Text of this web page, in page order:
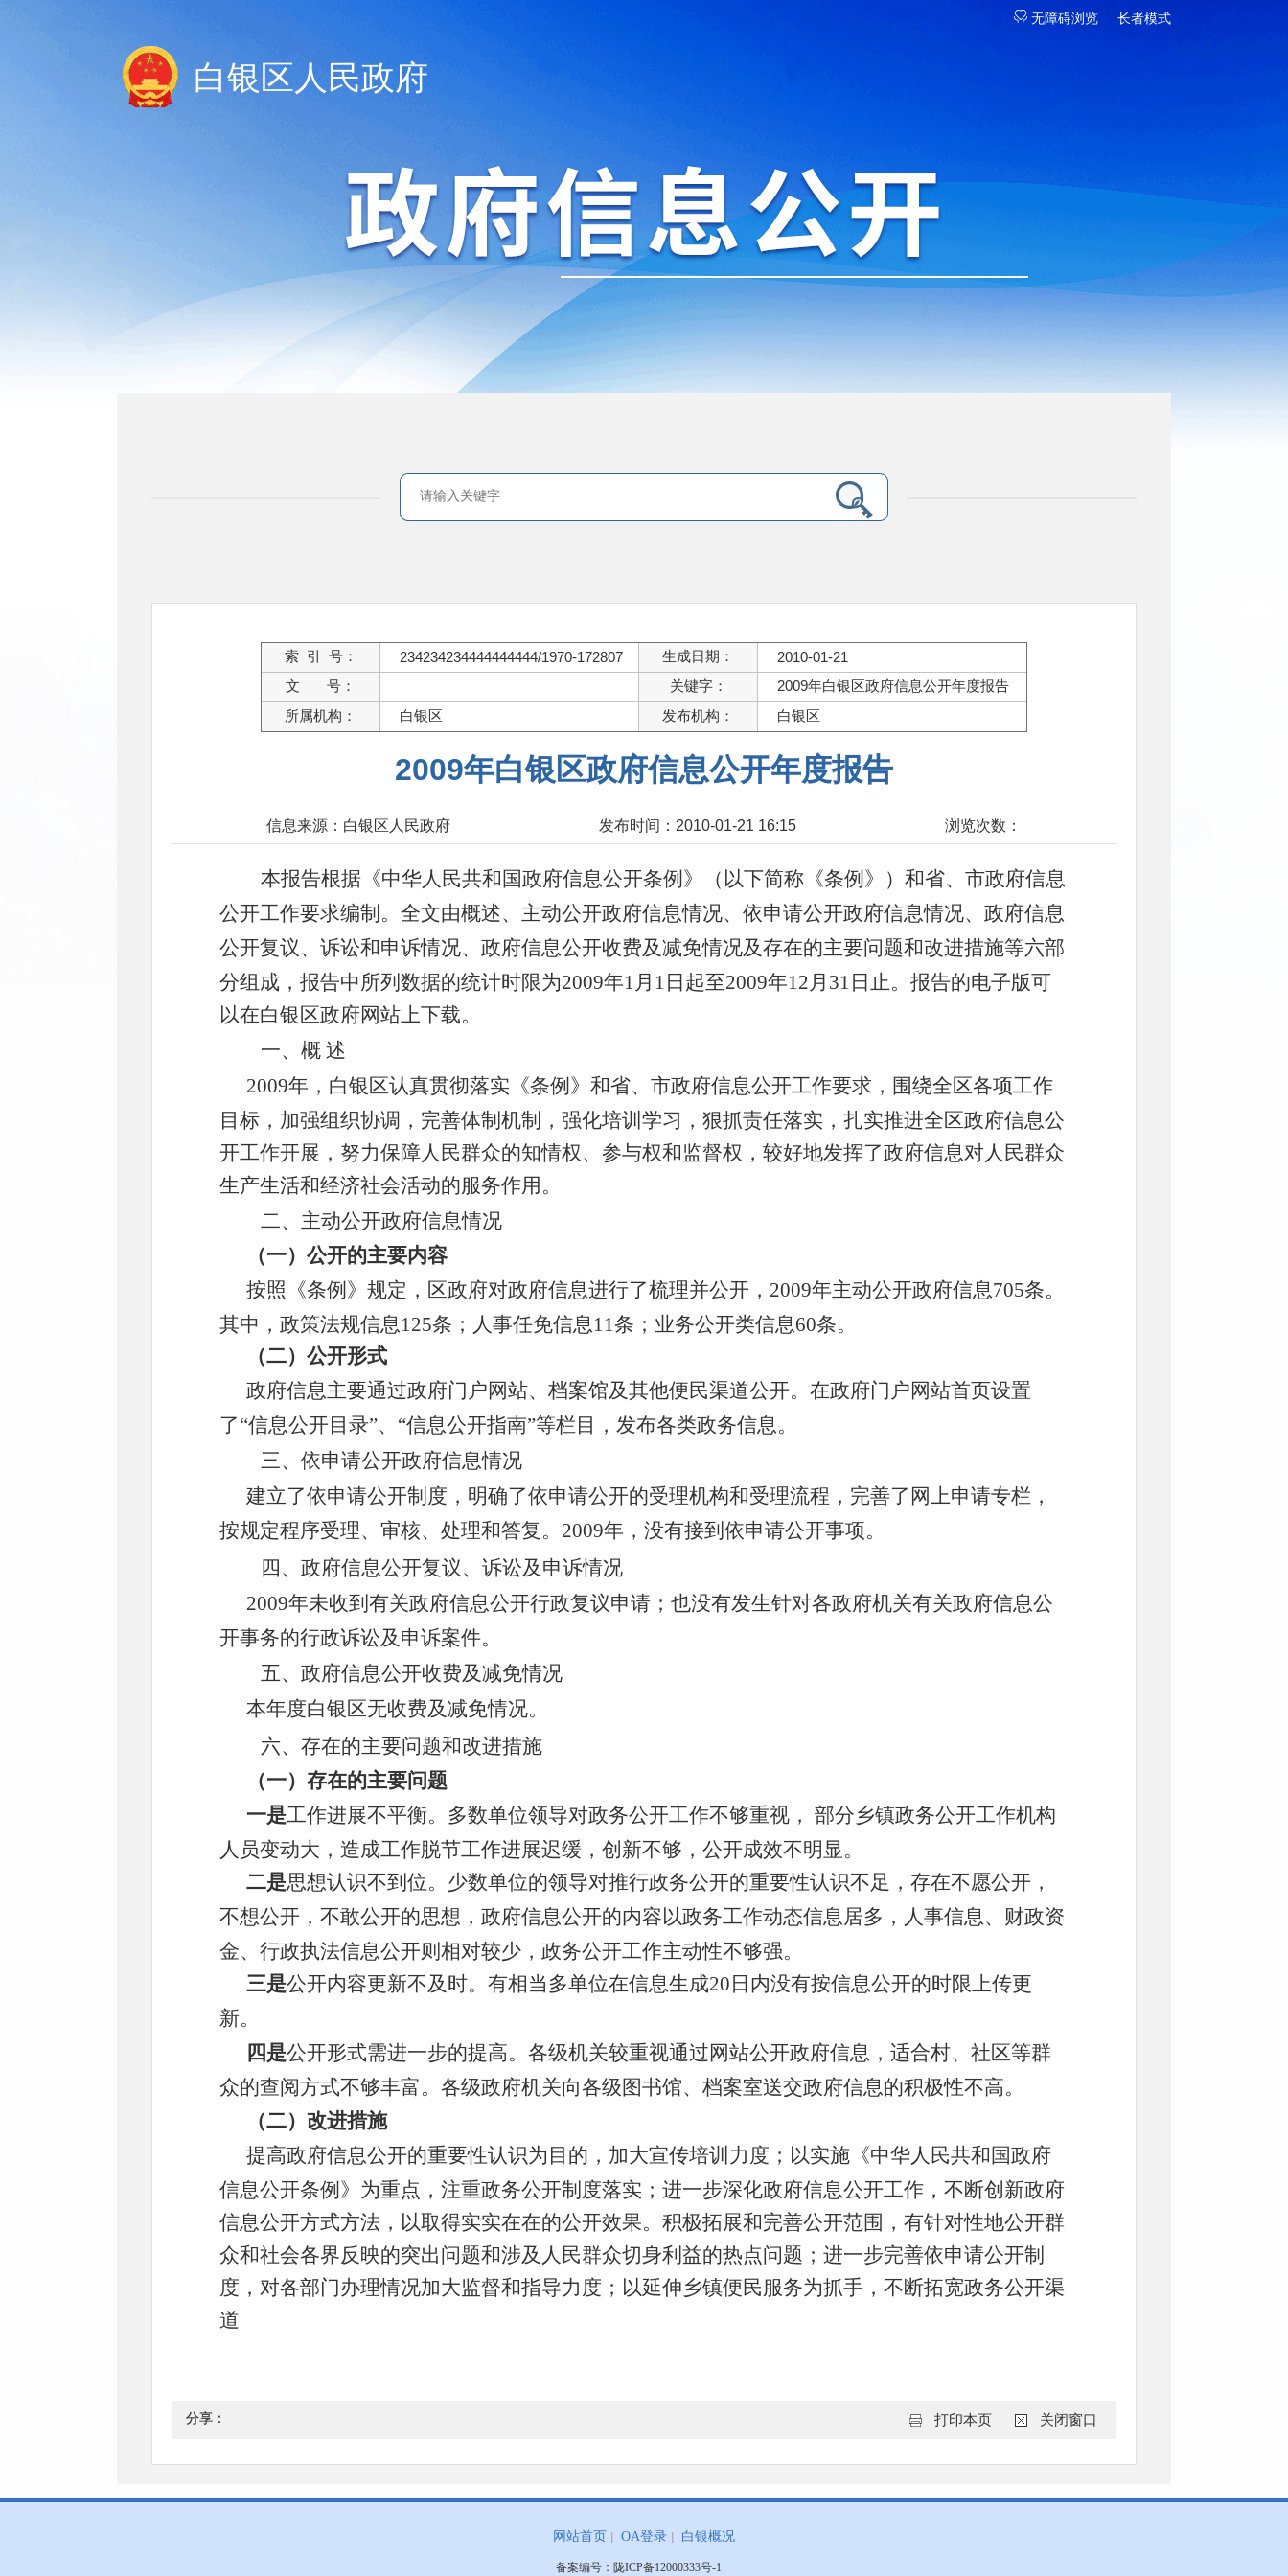
无障碍浏览 长者模式
白银区人民政府
索 引 号： 234234234444444444/1970-172807 生成日期：
2010-01-21
文 号：
关键字：
2009年白银区政府信息公开年度报告
所属机构：
白银区 发布机构： 白银区
2009年白银区政府信息公开年度报告
信息来源：白银区人民政府 发布时间：2010-01-21 16:15 浏览次数：
本报告根据《中华人民共和国政府信息公开条例》（以下简称《条例》）和省、市政府信息
公开工作要求编制。全文由概述、主动公开政府信息情况、依申请公开政府信息情况、政府信息
公开复议、诉讼和申诉情况、政府信息公开收费及减免情况及存在的主要问题和改进措施等六部
分组成，报告中所列数据的统计时限为2009年1月1日起至2009年12月31日止。 报告的电子版可
以在白银区政府网站上下载。
一、概 述
2009年， 白银区认真贯彻落实《条例》和省、市政府信息公开工作要求，围绕全区各项工作
目标，加强组织协调，完善体制机制，强化培训学习，狠抓责任落实，扎实推进全区政府信息公
开工作开展，努力保障人民群众的知情权、参与权和监督权，较好地发挥了政府信息对人民群众
生产生活和经济社会活动的服务作用。
二、主动公开政府信息情况
（一）公开的主要内容
按照《条例》规定， 区政府对政府信息进行了梳理并公开，2009年主动公开政府信息705条。
其中， 政策法规信息125条；人事任免信息11条；业务公开类信息60条。
（二）公开形式
政府信息主要通过政府门户网站、档案馆及其他便民渠道公开。在政府门户网站首页设置
了“信息公开目录”、“信息公开指南”等栏目，发布各类政务信息。
三、依申请公开政府信息情况
建立了依申请公开制度，明确了依申请公开的受理机构和受理流程，完善了网上申请专栏，
按规定程序受理、审核、处理和答复。2009年，没有接到依申请公开事项。
四、政府信息公开复议、诉讼及申诉情况
2009年未收到有关政府信息公开行政复议申请；也没有发生针对各政府机关有关政府信息公
开事务的行政诉讼及申诉案件。
五、政府信息公开收费及减免情况
本年度白银区无收费及减免情况。
六、存在的主要问题和改进措施
（一）存在的主要问题
一是工作进展不平衡。 多数单位领导对政务公开工作不够重视， 部分乡镇政务公开工作机构
人员变动大，造成工作脱节工作进展迟缓，创新不够，公开成效不明显。
二是思想认识不到位。少数单位的领导对推行政务公开的重要性认识不足，存在不愿公开，
不想公开，不敢公开的思想，政府信息公开的内容以政务工作动态信息居多，人事信息、 财政资
金、行政执法信息公开则相对较少，政务公开工作主动性不够强。
三是公开内容更新不及时。有相当多单位在信息生成20日内没有按信息公开的时限上传更
新。
四是公开形式需进一步的提高。各级机关较重视通过网站公开政府信息，适合村、社区等群
众的查阅方式不够丰富。各级政府机关向各级图书馆、档案室送交政府信息的积极性不高。
（二）改进措施
提高政府信息公开的重要性认识为目的，加大宣传培训力度 ；以实施《中华人民共和国政府
信息公开条例》为重点，注重政务公开制度落实 ； 进一步深化政府信息公开工作，不断创新政府
信息公开方式方法，以取得实实在在的公开效果。积极拓展和完善公开范围，有针对性地公开群
众和社会各界反映的突出问题和涉及人民群众切身利益的热点问题 ； 进一步完善依申请公开制
度，对各部门办理情况加大监督和指导力度 ； 以延伸乡镇便民服务为抓手，不断拓宽政务公开渠
道
分享： 打印本页 关闭窗口
网站首页 OA登录 白银概况
备案编号： 陇ICP备12000333号-1